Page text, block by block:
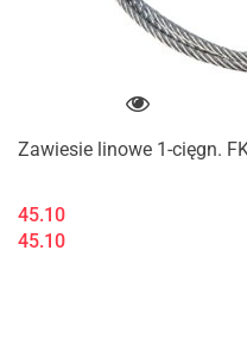
Zawiesie linowe 1-cięgn.
45.10
45.10